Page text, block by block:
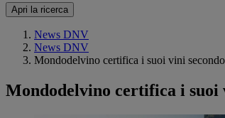
Apri la ricerca
News DNV
News DNV
Mondodelvino certifica i suoi vini
Mondodelvino certifica i suoi